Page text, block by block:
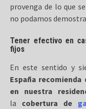
provenga de lo que
no podamos
Tener efectivo en
fijos
En este sentido y
España
en nuestra
la cobertura de